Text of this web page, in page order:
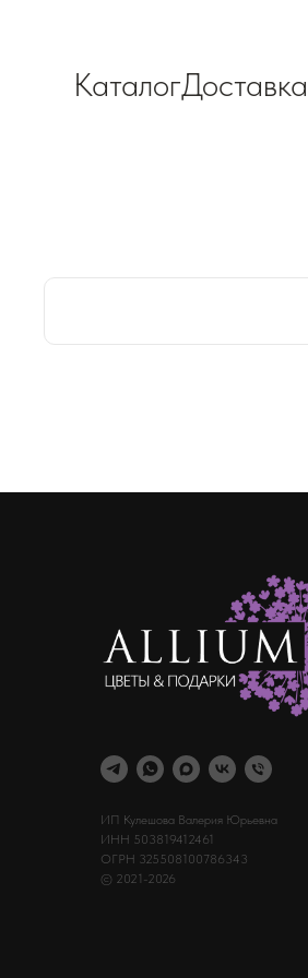
КаталогДоставка
ИП Кулешова Валерия Юрьевна
ИНН 503819412461
ОГРН 325508100786343
© 2021-2026